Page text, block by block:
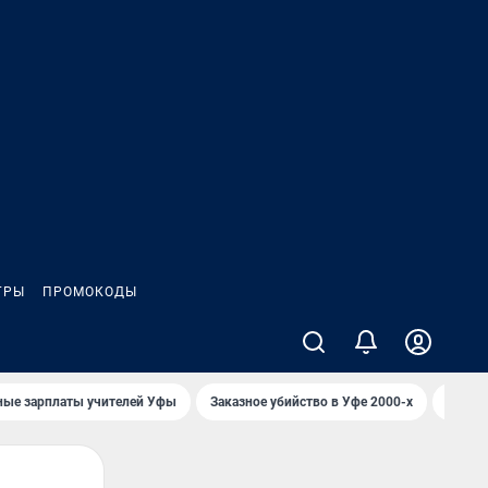
ПРОМОКОДЫ
зарплаты учителей Уфы Заказное убийство в Уфе 2000-х